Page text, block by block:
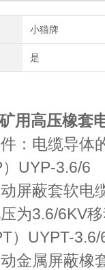
小猫牌
是
用高压橡套
件：电缆导
）UYP-3.6/6
屏蔽套软电
为3.6/6KV
）UYPT-3.6/
金属屏蔽橡